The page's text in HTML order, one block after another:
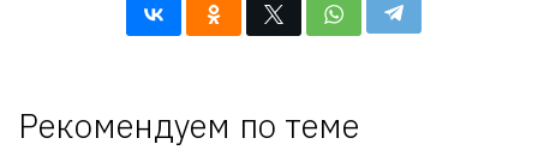
Рекомендуем по теме